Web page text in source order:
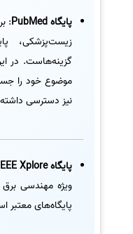
پایگاه PubMed
:
گزینه‌هاست. در
موضوع خود را
نیز دسترسی
پایگاه IEEE Xplore
پایگاه‌های معتبر